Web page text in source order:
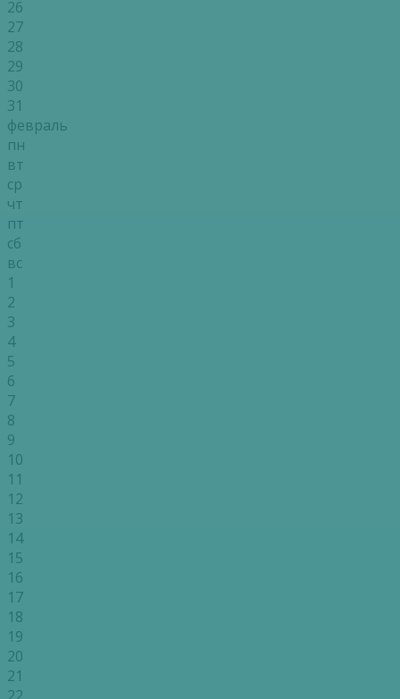
26
27
28
29
30
31
февраль
пн
вт
ср
чт
пт
сб
вс
1
2
3
4
5
6
7
8
9
10
11
12
13
14
15
16
17
18
19
20
21